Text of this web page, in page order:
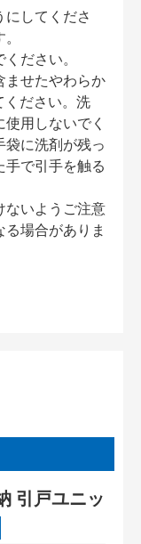
してくださ
ださい。
ませたやわらか
ださい。洗
用しないでく
袋に洗剤が残っ
手で引手を触る
ないようご注意
場合がありま
引戸ユニッ